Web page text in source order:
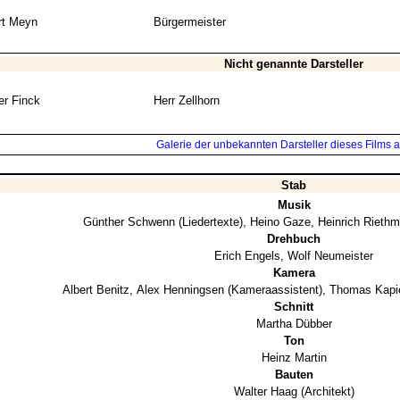
Meyn Bürgermeister
Nicht genannte Darsteller
Finck Herr Zellhorn
Galerie der unbekannten Darsteller dieses Films
Stab
Musik
Günther Schwenn (Liedertexte), Heino Gaze, Heinrich
Drehbuch
Erich Engels, Wolf Neumeister
Kamera
Albert Benitz, Alex Henningsen(Kameraassistent), Thomas
Schnitt
Martha Dübber
Ton
Heinz Martin
Bauten
Walter Haag(Architekt)